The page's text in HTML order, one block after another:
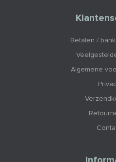
Betalen /
Algemene